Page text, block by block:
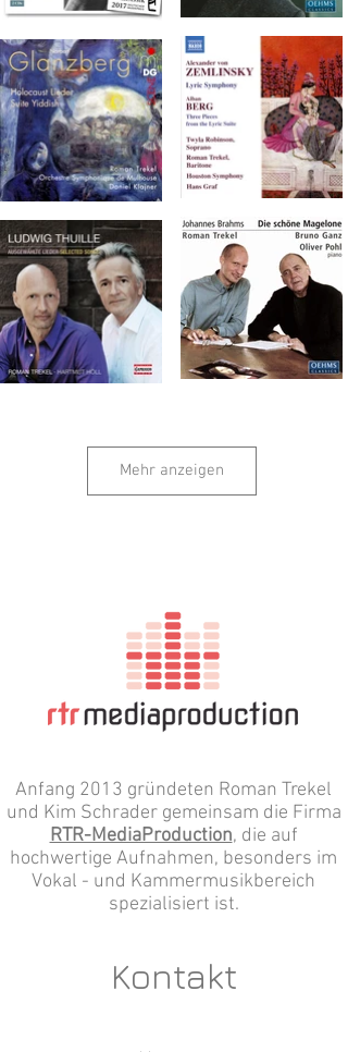
Mehr anzeigen
Anfang 2013 gründeten Roman Trekel
und Kim Schrader gemeinsam die Firma
RTR-MediaProduction, die auf
hochwertige Aufnahmen, besonders im
Vokal - und Kammermusikbereich
spezialisiert ist.
Kontakt